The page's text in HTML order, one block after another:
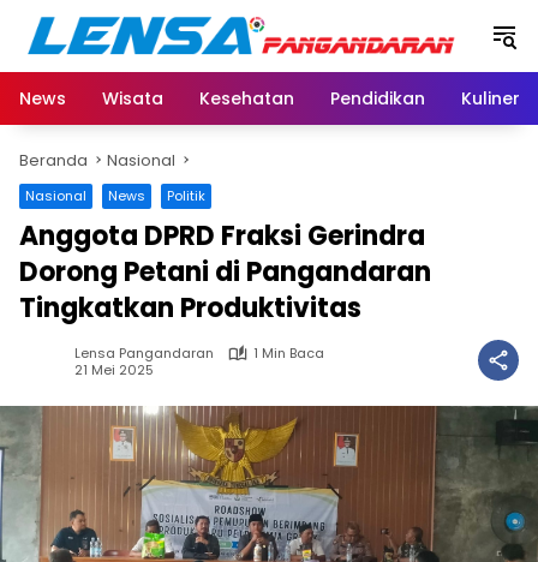
Langsung
konten
News
Wisata Kesehatan Pendidikan Kuliner
Beranda Nasional
Nasional News Politik
Anggota DPRD Fraksi Gerindra
Dorong Petani di Pangandaran
Tingkatkan Produktivitas
Lensa Pangandaran
1 Min Baca
21 Mei 2025